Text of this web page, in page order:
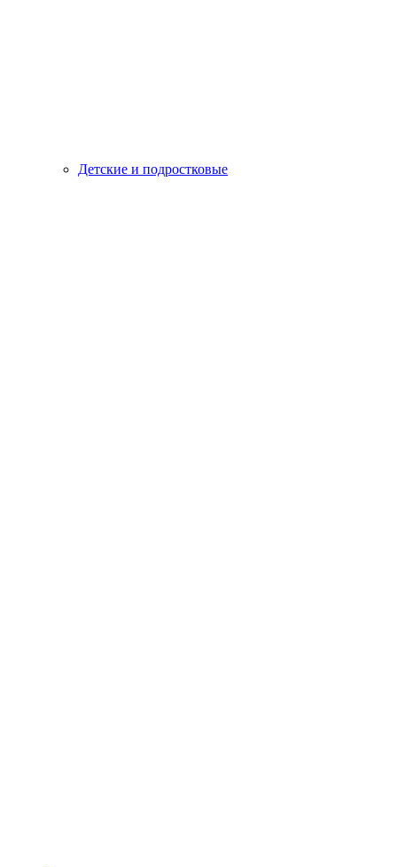
Детские и подростковые